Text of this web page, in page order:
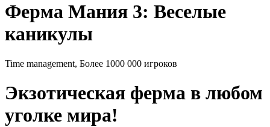
Ферма Мания 3: Веселые
каникулы
Time management, Более 1000 000 игроков
Экзотическая ферма в любом
уголке мира!